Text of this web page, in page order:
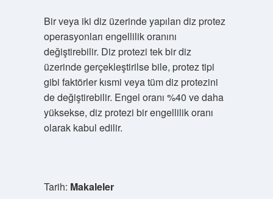
Bir veya iki diz üzerinde yapılan diz protez
operasyonları engellilik oranını
değiştirebilir. Diz protezi tek bir diz
üzerinde gerçekleştirilse bile, protez tipi
gibi faktörler kısmi veya tüm diz protezini
de değiştirebilir. Engel oranı %40 ve daha
yüksekse, diz protezi bir engellilik oranı
olarak kabul edilir.
Tarih: Makaleler